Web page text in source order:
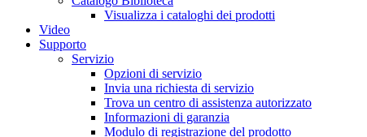
Visualizza i cataloghi dei prodotti
Video
Supporto
Servizio
Opzioni di servizio
Invia una richiesta di servizio
Trova un centro di assistenza autorizzato
Informazioni di garanzia
Modulo di registrazione del prodotto